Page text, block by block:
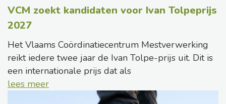
VCM zoekt kandidaten voor Ivan Tolpeprijs
2027
Het Vlaams Coördinatiecentrum Mestverwerking
reikt iedere twee jaar de Ivan Tolpe-prijs uit. Dit is
een internationale prijs dat als
lees meer